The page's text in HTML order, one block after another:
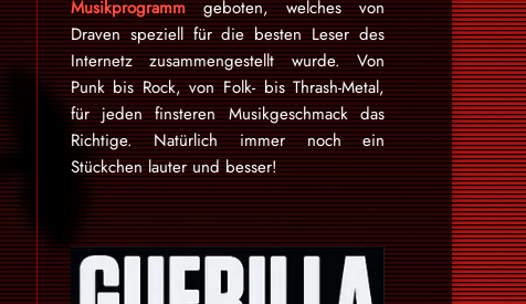
Musikprogrammgeboten, welches von
Draven speziell für die besten Leser des
Internetz zu­sammen­ge­stellt wurde. Von
Punk bis Rock, von Folk- bis Thrash-Metal,
für je­den finsteren Mu­sik­ge­schmack das
Rich­tige. Natürlich immer noch ein
Stückchen lauter und besser!